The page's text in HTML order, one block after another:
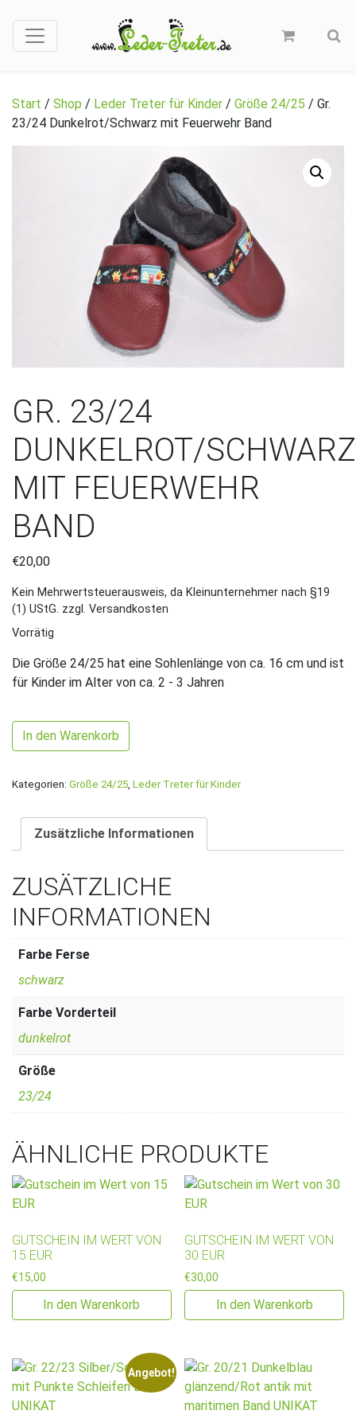
Start / Shop / Leder Treter für Kinder / Größe 24/25 / Gr.
23/24 Dunkelrot/Schwarz mit Feuerwehr Band
GR. 23/24
DUNKELROT/SCHWARZ
MIT FEUERWEHR
BAND
€20,00
Kein Mehrwertsteuerausweis, da Kleinunternehmer nach §19
(1) UStG. zzgl. Versandkosten
Vorrätig
Die Größe 24/25 hat eine Sohlenlänge von ca. 16 cm und ist
für Kinder im Alter von ca. 2 - 3 Jahren
Gr. 23/24 Dunkelrot/Schwarz mit Feuerwehr Band Menge
In den Warenkorb
Kategorien: Größe 24/25 Leder Treter für Kinder
Zusätzliche Informationen
ZUSÄTZLICHE
INFORMATIONEN
Farbe Ferse
schwarz
Farbe Vorderteil
dunkelrot
Größe
23/24
ÄHNLICHE PRODUKTE
GUTSCHEIN IM WERT VON
15 EUR
€15,00
In den Warenkorb
GUTSCHEIN IM WERT VON
30 EUR
€30,00
In den Warenkorb
Angebot!